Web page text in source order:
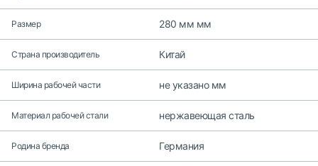
Размер 280 мм мм
Страна производитель Китай
Ширина рабочей части не указано мм
Материал рабочей стали нержавеющая сталь
Родина бренда Германия